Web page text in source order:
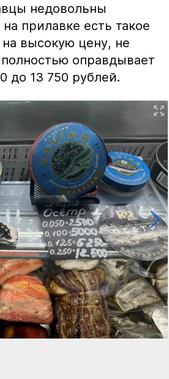
недовольны
прилавке есть такое
высокую цену, не
оправдывает
до 13 750 рублей.